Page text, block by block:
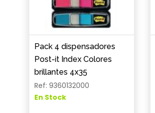
Pack 4 dispensadores
Post-it Index Colores
brillantes 4x35
Ref: 9360132000
En Stock